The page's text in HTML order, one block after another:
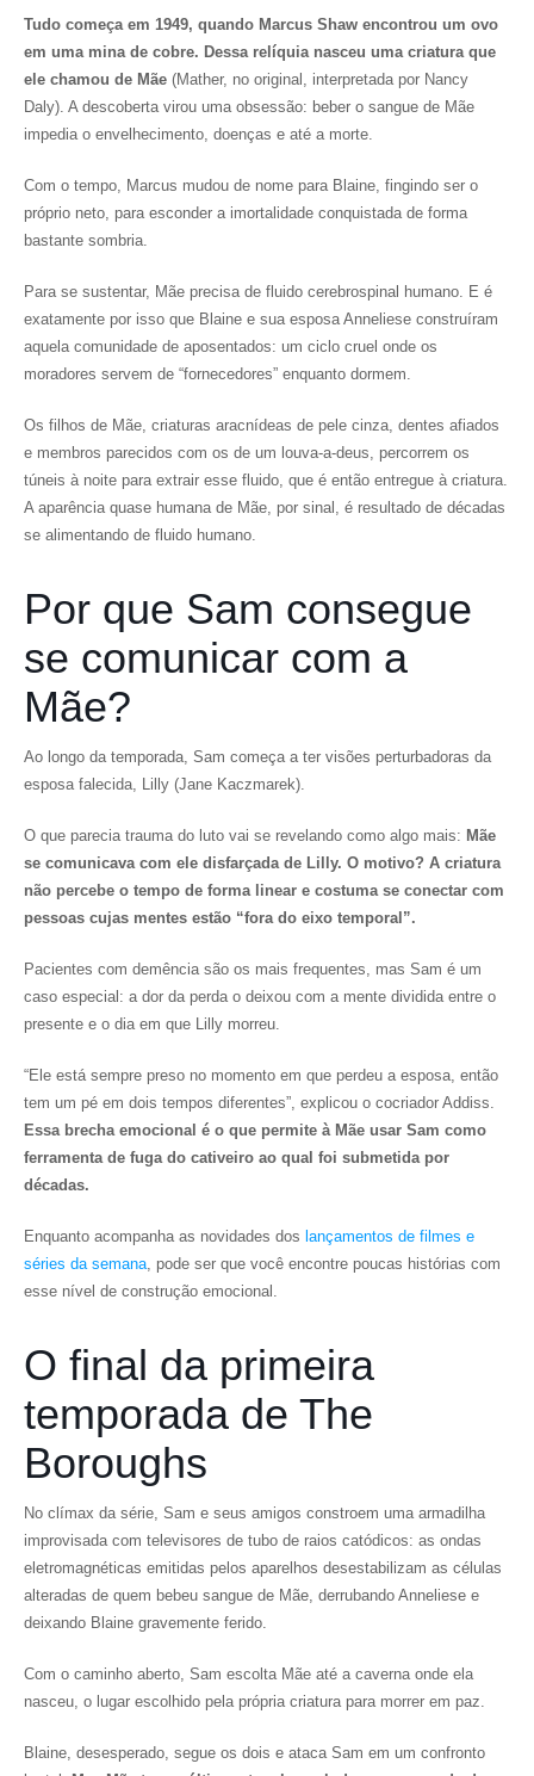
Tudo começa em 1949, quando Marcus Shaw encontrou um ovo
em uma mina de cobre. Dessa relíquia nasceu uma criatura que
ele chamou de Mãe (Mather, no original, interpretada por Nancy
Daly). A descoberta virou uma obsessão: beber o sangue de Mãe
impedia o envelhecimento, doenças e até a morte.
Com o tempo, Marcus mudou de nome para Blaine, fingindo ser o
próprio neto, para esconder a imortalidade conquistada de forma
bastante sombria.
Para se sustentar, Mãe precisa de fluido cerebrospinal humano. E é
exatamente por isso que Blaine e sua esposa Anneliese construíram
aquela comunidade de aposentados: um ciclo cruel onde os
moradores servem de “fornecedores” enquanto dormem.
Os filhos de Mãe, criaturas aracnídeas de pele cinza, dentes afiados
e membros parecidos com os de um louva-a-deus, percorrem os
túneis à noite para extrair esse fluido, que é então entregue à criatura.
A aparência quase humana de Mãe, por sinal, é resultado de décadas
se alimentando de fluido humano.
Por que Sam consegue
se comunicar com a
Mãe?
Ao longo da temporada, Sam começa a ter visões perturbadoras da
esposa falecida, Lilly (Jane Kaczmarek).
O que parecia trauma do luto vai se revelando como algo mais: Mãe
se comunicava com ele disfarçada de Lilly. O motivo? A criatura
não percebe o tempo de forma linear e costuma se conectar com
pessoas cujas mentes estão “fora do eixo temporal”.
Pacientes com demência são os mais frequentes, mas Sam é um
caso especial: a dor da perda o deixou com a mente dividida entre o
presente e o dia em que Lilly morreu.
“Ele está sempre preso no momento em que perdeu a esposa, então
tem um pé em dois tempos diferentes”, explicou o cocriador Addiss.
Essa brecha emocional é o que permite à Mãe usar Sam como
ferramenta de fuga do cativeiro ao qual foi submetida por
décadas.
Enquanto acompanha as novidades dos lançamentos de filmes e
séries da semana, pode ser que você encontre poucas histórias com
esse nível de construção emocional.
O final da primeira
temporada de The
Boroughs
No clímax da série, Sam e seus amigos constroem uma armadilha
improvisada com televisores de tubo de raios catódicos: as ondas
eletromagnéticas emitidas pelos aparelhos desestabilizam as células
alteradas de quem bebeu sangue de Mãe, derrubando Anneliese e
deixando Blaine gravemente ferido.
Com o caminho aberto, Sam escolta Mãe até a caverna onde ela
nasceu, o lugar escolhido pela própria criatura para morrer em paz.
Blaine, desesperado, segue os dois e ataca Sam em um confronto